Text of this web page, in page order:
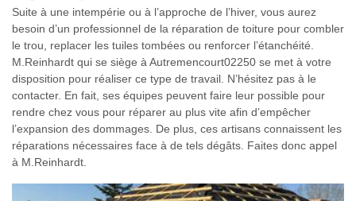
Suite à une intempérie ou à l’approche de l’hiver, vous aurez
besoin d’un professionnel de la réparation de toiture pour combler
le trou, replacer les tuiles tombées ou renforcer l’étanchéité.
M.Reinhardt qui se siège à Autremencourt02250 se met à votre
disposition pour réaliser ce type de travail. N’hésitez pas à le
contacter. En fait, ses équipes peuvent faire leur possible pour
rendre chez vous pour réparer au plus vite afin d’empêcher
l’expansion des dommages. De plus, ces artisans connaissent les
réparations nécessaires face à de tels dégâts. Faites donc appel
à M.Reinhardt.